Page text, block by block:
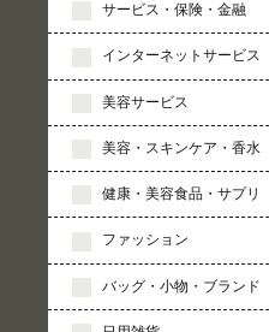
サービス・保険・金融
インターネットサービス
美容サービス
美容・スキンケア・香水
健康・美容食品・サプリ
ファッション
バッグ・小物・ブランド